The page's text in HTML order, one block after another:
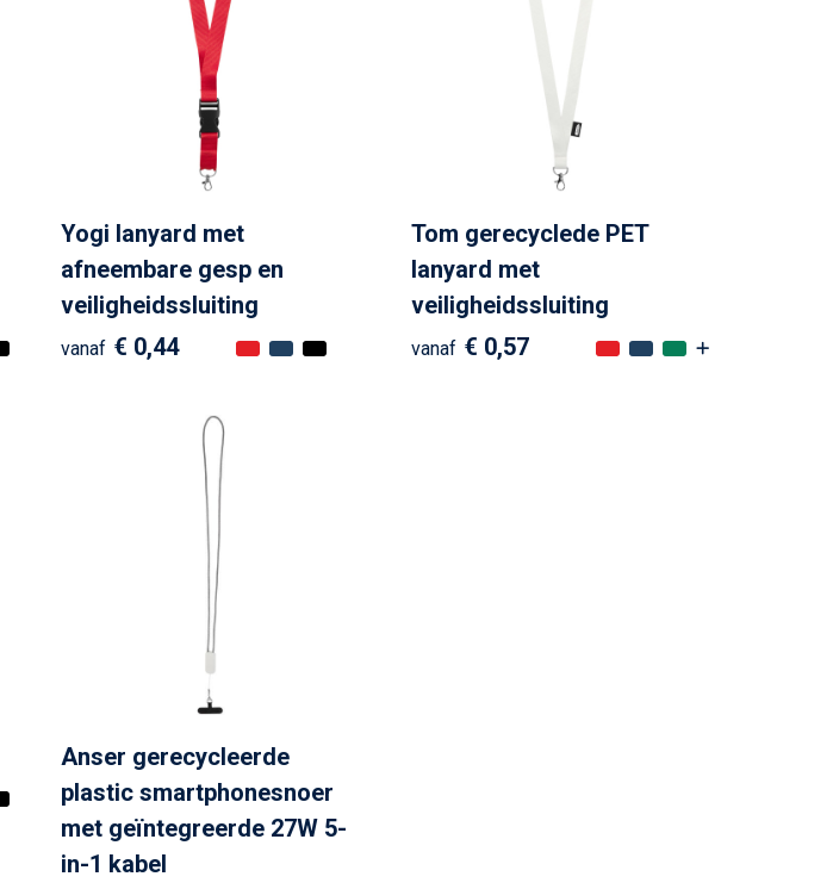
Yogi lanyard met
afneembare gesp en
veiligheidssluiting
vanaf € 0,44
Tom gerecyclede PET
lanyard met
veiligheidssluiting
vanaf € 0,57
Anser gerecycleerde
plastic smartphonesnoer
met geïntegreerde 27W 5-
in-1 kabel